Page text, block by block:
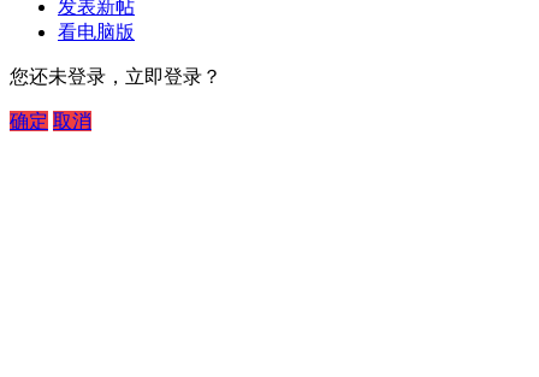
发表新帖
看电脑版
您还未登录，立即登录？
确定 取消